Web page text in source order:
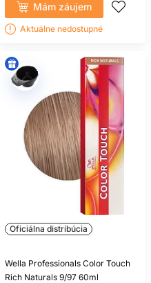
Mám záujem
Aktuálne nedostupné
Oficiálna distribúcia
Wella Professionals Color Touch
Rich Naturals 9/97 60ml